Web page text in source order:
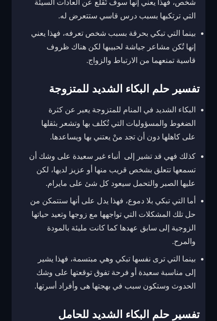
شخص، فهذا يعني إنها سوف تُقلع عن العادات السيئة
التي ترتكبها بسبب درس قاسي ستتعرض له.
بينما التي تبكي بحرقة بسبب شخص تعرفه، فهذا يعني
إنها تُكن مشاعر جياشة لحبيبها لكن هناك ظروف
قاسية تمنعهما من الارتباط والزواج.
تفسير حلم البكاء الشديد للمتزوجة
البكاء الشديد في المنام للمتزوجة يعبر عن كثرة
الضغوط والمسؤوليات التي تُكلف بها وتشعر بثقلها
على كاهلها دون أن تجد منْ يعتني بها ويساعدها.
كذلك فهي قد تشير إلى أنباء غير سعيدة على وشك أن
تسمعها تتعلق بشخص قريب منها أو عزيز لديها، لكن
عليها الصبر والتحمل سيعود كل شئ على مايرام.
أما التي تبكي بلا دموع، فهذا يدل على أنها ستتمكن من
حل تلك المشكلات التي تواجهها مع زوجها وتعيد حياتها
الزوجية إلى سابق عهدها كما كانت مليئة بالمودة
والمرح.
بينما التي ترى نفسها تبكي وهي مبتسمة، فهذا يشير
إلى مناسبة سعيدة أو فرحة تفوق توقعتها على وشك
الحدوث وستكون سبب في بهجتها هى وأفراد أسرتها.
تفسير حلم البكاء الشديد للحامل